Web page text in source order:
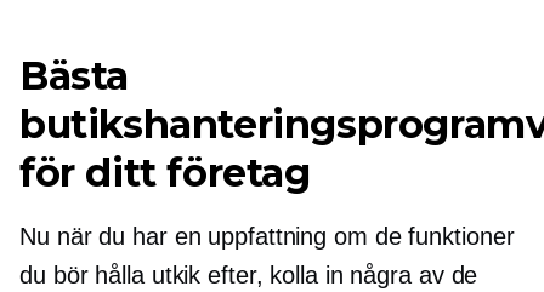
Bästa
för ditt företag
Nu när du har en uppfattning om de funktioner
du bör hålla utkik efter, kolla in några av de